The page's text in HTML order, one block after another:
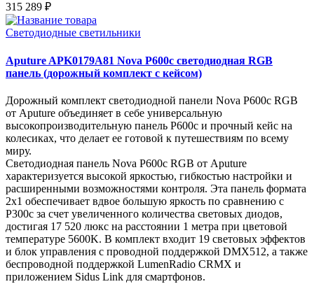
315 289 ₽
Светодиодные светильники
Aputure APK0179A81 Nova P600c светодиодная RGB
панель (дорожный комплект с кейсом)
Дорожный комплект светодиодной панели Nova P600c RGB
от Aputure объединяет в себе универсальную
высокопроизводительную панель P600c и прочный кейс на
колесиках, что делает ее готовой к путешествиям по всему
миру.
Светодиодная панель Nova P600c RGB от Aputure
характеризуется высокой яркостью, гибкостью настройки и
расширенными возможностями контроля. Эта панель формата
2x1 обеспечивает вдвое большую яркость по сравнению с
P300c за счет увеличенного количества световых диодов,
достигая 17 520 люкс на расстоянии 1 метра при цветовой
температуре 5600K. В комплект входит 19 световых эффектов
и блок управления с проводной поддержкой DMX512, а также
беспроводной поддержкой LumenRadio CRMX и
приложением Sidus Link для смартфонов.